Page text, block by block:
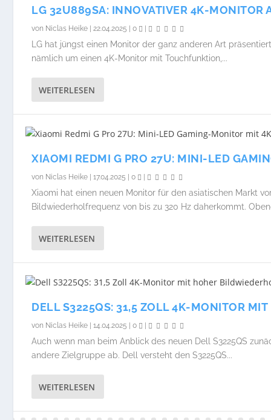
LG 32U889SA: INNOVATIVER 4K-MONITOR
von Niclas Heike |22.04.2025 |0
LG hat jüngst einen Monitor der ganz anderen Art
nämlich um einen 4K-Monitor mit Touchfunktion,...
WEITERLESEN
XIAOMI REDMI G PRO 27U: MINI-LED
von Niclas Heike |17.04.2025 |0
Xiaomi hat einen neuen Monitor für den asiatischen Markt
Bildwiederholfrequenz von bis zu 320 Hz daherkommt.
WEITERLESEN
DELL S3225QS: 31,5 ZOLL 4K-MONITOR
von Niclas Heike |14.04.2025 |0
Auch wenn man beim Anblick des neuen Dell S3225QS
andere Zielgruppe ab. Dell versteht den S3225QS...
WEITERLESEN